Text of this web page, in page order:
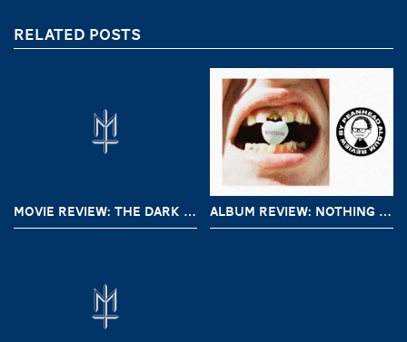
RELATED POSTS
MOVIE REVIEW: THE DARK AND THE WICKED (2020) ALBUM REVIEW: NOTHING – A SHORT HISTORY OF DECAY